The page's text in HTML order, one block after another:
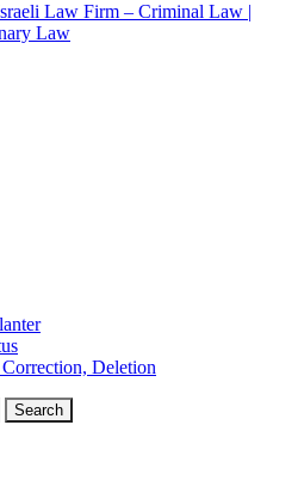
Law Firm – Criminal Law |
Law
Deletion